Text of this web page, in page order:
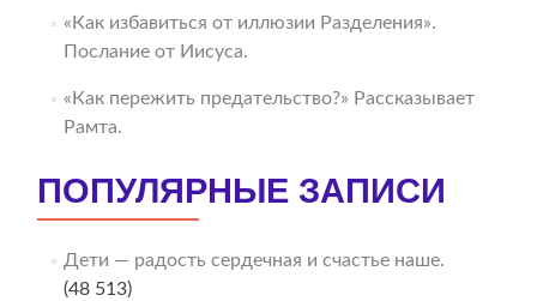
«Как избавиться от иллюзии Разделения».
Послание от Иисуса.
«Как пережить предательство?» Рассказывает
Рамта.
ПОПУЛЯРНЫЕ ЗАПИСИ
Дети — радость сердечная и счастье наше.
(48 513)